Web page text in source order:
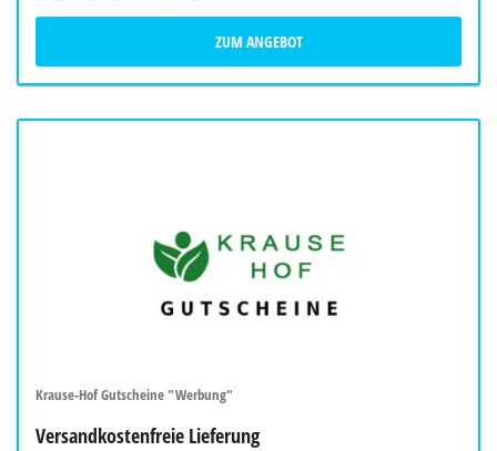
ZUM ANGEBOT
Krause-Hof Gutscheine "Werbung"
Versandkostenfreie Lieferung